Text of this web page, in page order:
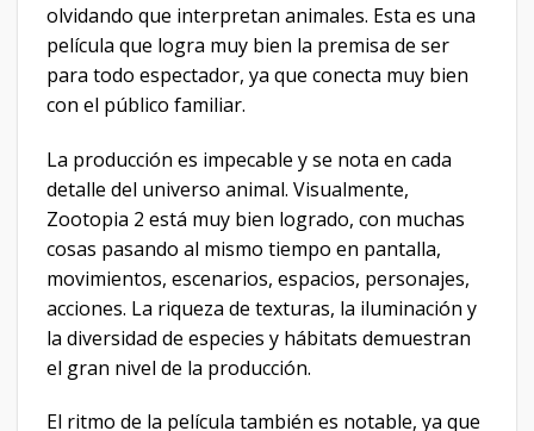
olvidando que interpretan animales. Esta es una
película que logra muy bien la premisa de ser
para todo espectador, ya que conecta muy bien
con el público familiar.
La producción es impecable y se nota en cada
detalle del universo animal. Visualmente,
Zootopia 2 está muy bien logrado, con muchas
cosas pasando al mismo tiempo en pantalla,
movimientos, escenarios, espacios, personajes,
acciones. La riqueza de texturas, la iluminación y
la diversidad de especies y hábitats demuestran
el gran nivel de la producción.
El ritmo de la película también es notable, ya que